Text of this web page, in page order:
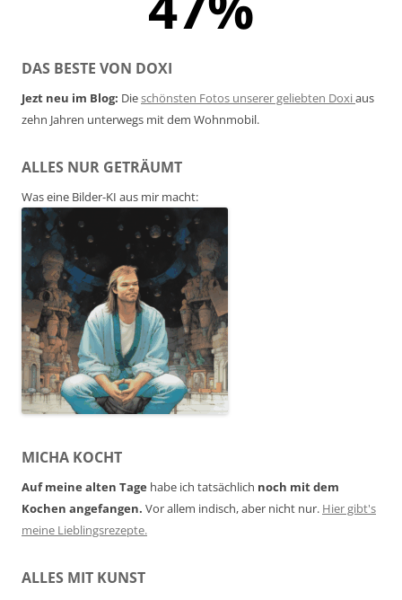
DAS BESTE VON DOXI
Jezt neu im Blog: Dieschönsten Fotos unserer geliebten Doxiaus
zehn Jahren unterwegs mit dem Wohnmobil.
ALLES NUR GETRÄUMT
Was eine Bilder-KI aus mir macht:
MICHA KOCHT
Auf meine alten Tage habe ich tatsächlich noch mit dem
Kochen angefangen. Vor allem indisch, aber nicht nur. Hier gibt's
meine Lieblingsrezepte.
ALLES MIT KUNST